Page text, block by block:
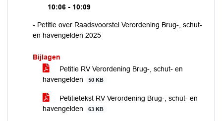
10:06 - 10:09
- Petitie over Raadsvoorstel Verordening Brug-, schut-
en havengelden 2025
Bijlagen
Petitie RV Verordening Brug-, schut- en
havengelden
50 KB
Petitietekst RV Verordening Brug-, schut- en
havengelden
63 KB